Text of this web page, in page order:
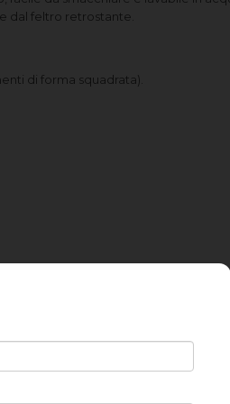
dal feltro retrostante.
di forma squadrata).
è tecnicamente impossibile